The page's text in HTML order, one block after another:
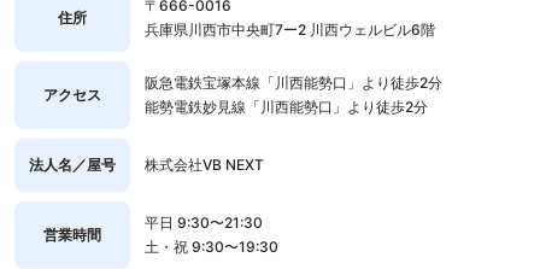
住所
〒666-0016
兵庫県川西市中央町7ー2 川西ウェルビル6階
アクセス
阪急電鉄宝塚本線「川西能勢口」より徒歩2分
能勢電鉄妙見線「川西能勢口」より徒歩2分
法人名／屋号 株式会社VB NEXT
営業時間
平日 9:30〜21:30
土・祝 9:30〜19:30